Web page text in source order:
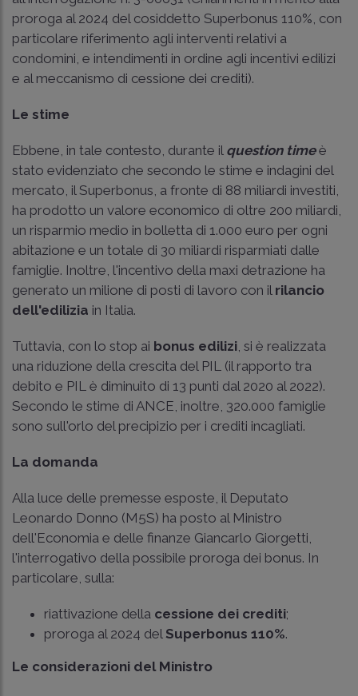
proroga al 2024 del cosiddetto Superbonus 110%, con
particolare riferimento agli interventi relativi a
condomini, e intendimenti in ordine agli incentivi edilizi
e al meccanismo di cessione dei crediti).
Le stime
Ebbene, in tale contesto, durante il question timeè
stato evidenziato che secondo le stime e indagini del
mercato, il Superbonus, a fronte di 88 miliardi investiti,
ha prodotto un valore economico di oltre 200 miliardi,
un risparmio medio in bolletta di 1.000 euro per ogni
abitazione e un totale di 30 miliardi risparmiati dalle
famiglie. Inoltre, l'incentivo della maxi detrazione ha
generato un milione di posti di lavoro con il rilancio
dell'edilizia in Italia.
Tuttavia, con lo stop ai bonus edilizi , si è realizzata
una riduzione della crescita del PIL (il rapporto tra
debito e PIL è diminuito di 13 punti dal 2020 al 2022).
Secondo le stime di ANCE, inoltre, 320.000 famiglie
sono sull'orlo del precipizio per i crediti incagliati.
La domanda
Alla luce delle premesse esposte, il Deputato
Leonardo Donno (M5S) ha posto al Ministro
dell'Economia e delle finanze Giancarlo Giorgetti,
l'interrogativo della possibile proroga dei bonus. In
particolare, sulla:
riattivazione della cessione dei crediti;
proroga al 2024 del Superbonus 110%.
Le considerazioni del Ministro